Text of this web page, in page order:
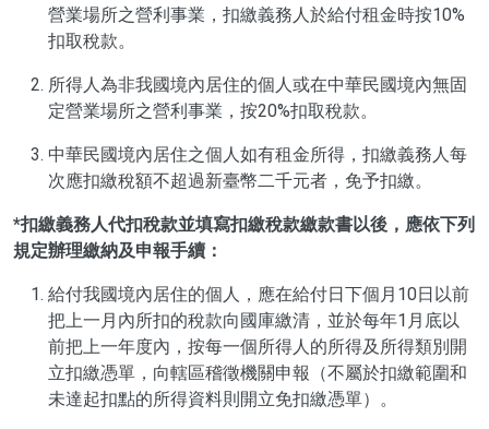
營業場所之營利事業，扣繳義務人於給付租金時按10%
扣取稅款。
所得人為非我國境內居住的個人或在中華民國境內無固
定營業場所之營利事業，按20%扣取稅款。
中華民國境內居住之個人如有租金所得，扣繳義務人每
次應扣繳稅額不超過新臺幣二千元者，免予扣繳。
*扣繳義務人代扣稅款並填寫扣繳稅款繳款書以後，應依下列
規定辦理繳納及申報手續：
給付我國境內居住的個人，應在給付日下個月10日以前
把上一月內所扣的稅款向國庫繳清，並於每年1月底以
前把上一年度內，按每一個所得人的所得及所得類別開
立扣繳憑單，向轄區稽徵機關申報（不屬於扣繳範圍和
未達起扣點的所得資料則開立免扣繳憑單）。